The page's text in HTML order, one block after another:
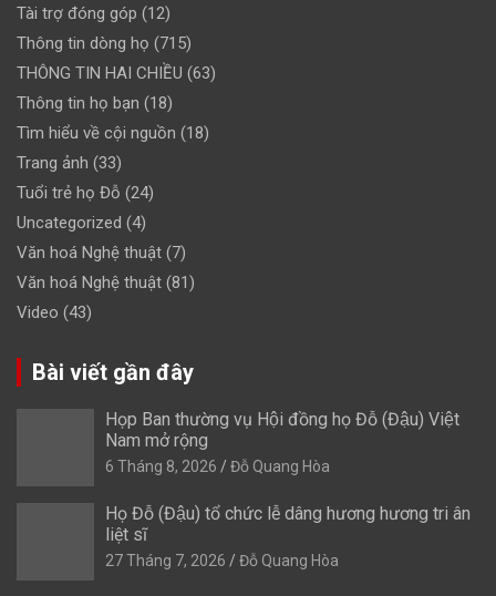
Tài trợ đóng góp (12)
Thông tin dòng họ (715)
THÔNG TIN HAI CHIỀU (63)
Thông tin họ bạn (18)
Tìm hiểu về cội nguồn (18)
Trang ảnh (33)
Tuổi trẻ họ Đỗ (24)
Uncategorized (4)
Văn hoá Nghệ thuật (7)
Văn hoá Nghệ thuật (81)
Video (43)
Bài viết gần đây
Họp Ban thường vụ Hội đồng họ Đỗ (Đậu) Việt
Nam mở rộng
6 Tháng 8, 2026 Đỗ Quang Hòa
Họ Đỗ (Đậu) tổ chức lễ dâng hương hương tri ân
liệt sĩ
27 Tháng 7, 2026 Đỗ Quang Hòa